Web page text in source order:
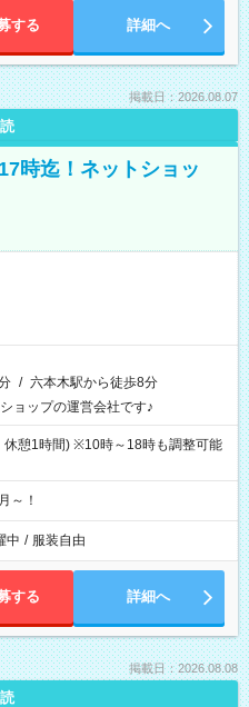
する 詳細へ
掲載日：2026.08.07
時迄！ネットショッ
/ 六本木駅から徒歩8分
ョップの運営会社です♪
憩1時間) ※10時～18時も調整可能
～！
中 / 服装自由
する 詳細へ
掲載日：2026.08.08